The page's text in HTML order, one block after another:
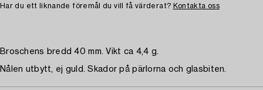
Har du ett liknande föremål du vill få värderat? Kontakta oss
Broschens bredd 40 mm. Vikt ca 4,4 g.
Nålen utbytt, ej guld. Skador på pärlorna och glasbiten.